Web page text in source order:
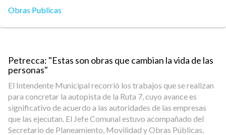
Obras Publicas
Petrecca: "Estas son obras que cambian la vida de las
personas"
El Intendente Municipal recorrió los trabajos que se realizan
para concretar la autopista de la Ruta 7, cuyo avance es
significativo de acuerdo a las autoridades de las empresas
que las ejecutan. El Jefe Comunal estuvo acompañado del
Secretario de Planeamiento, Movilidad y Obras Públicas,